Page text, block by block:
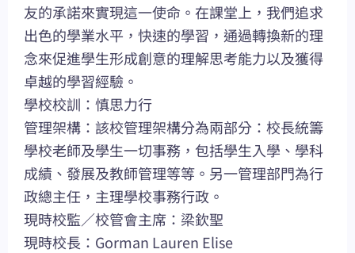
友的承諾來實現這一使命。在課堂上，我們追求
出色的學業水平，快速的學習，通過轉換新的理
念來促進學生形成創意的理解思考能力以及獲得
卓越的學習經驗。
學校校訓：慎思力行
管理架構：該校管理架構分為兩部分：校長統籌
學校老師及學生一切事務，包括學生入學、學科
成績、發展及教師管理等等。另一管理部門為行
政總主任，主理學校事務行政。
現時校監／校管會主席：梁欽聖
現時校長：Gorman Lauren Elise